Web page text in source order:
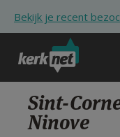
Bekijk je recent
KERK
Sint-
Ninove